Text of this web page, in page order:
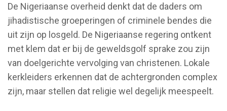
De Nigeriaanse overheid denkt dat de daders om
jihadistische groeperingen of criminele bendes die
uit zijn op losgeld. De Nigeriaanse regering ontkent
met klem dat er bij de geweldsgolf sprake zou zijn
van doelgerichte vervolging van christenen. Lokale
kerkleiders erkennen dat de achtergronden complex
zijn, maar stellen dat religie wel degelijk meespeelt.